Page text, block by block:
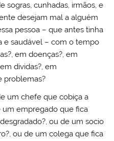
sogras, cunhadas, irmãos, e
desejam mal a alguém
pessoa – que antes tinha
e saudável – com o tempo
em doenças?, em
dividas?, em
problemas?
um chefe que cobiça a
empregado que fica
ou de um socio
ou de um colega que fica